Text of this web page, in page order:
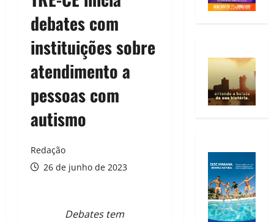
debates com
instituições sobre
atendimento a
pessoas com
autismo
Redação
26 de junho de 2023
Debates tem